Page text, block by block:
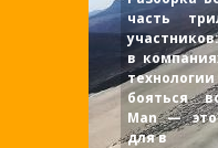
часть
в
бояться
Man — это
для в